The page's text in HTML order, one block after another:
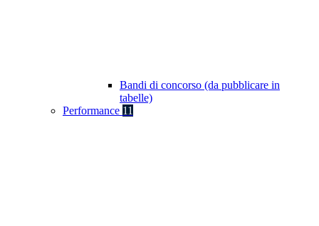
Bandi di concorso (da pubblicare in
tabelle)
Performance 11